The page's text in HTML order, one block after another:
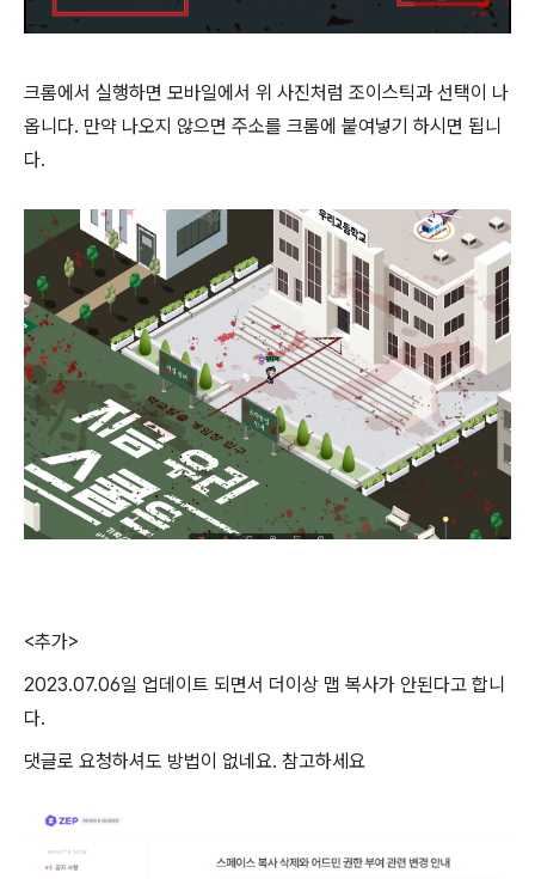
크롬에서 실행하면 모바일에서 위 사진처럼 조이스틱과 선택이 나
옵니다. 만약 나오지 않으면 주소를 크롬에 붙여넣기 하시면 됩니
다.
<추가>
2023.07.06일 업데이트 되면서 더이상 맵 복사가 안된다고 합니
다.
댓글로 요청하셔도 방법이 없네요. 참고하세요